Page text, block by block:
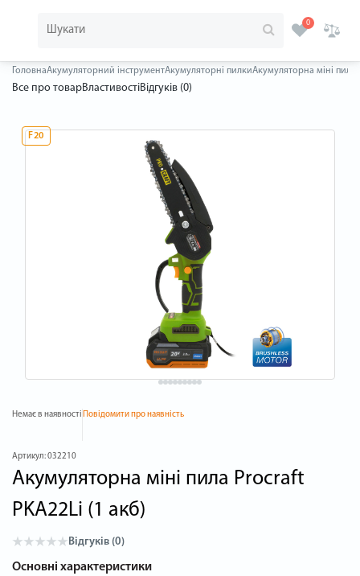
0
ГоловнаАкумуляторний інструментАкумуляторні пилкиАкумуляторна міні пила
Все про товарВластивостіВідгуків (0)
F20
Немає в наявності Повідомити про наявність
Артикул:032210
Акумуляторна міні пила Procraft
PKA22Li (1 акб)
Відгуків (0)
Основні характеристики